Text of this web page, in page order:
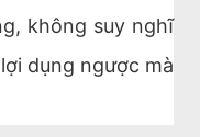
không suy nghĩ
dụng ngược mà